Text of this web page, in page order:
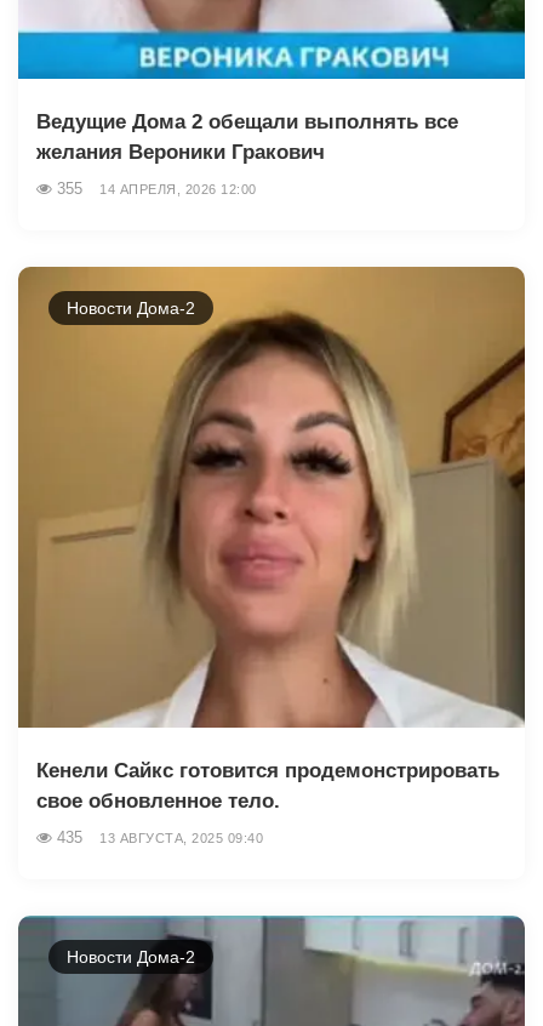
Ведущие Дома 2 обещали выполнять все
желания Вероники Гракович
355 14 АПРЕЛЯ, 2026 12:00
Новости Дома-2
Кенели Сайкс готовится продемонстрировать
свое обновленное тело.
435 13 АВГУСТА, 2025 09:40
Новости Дома-2